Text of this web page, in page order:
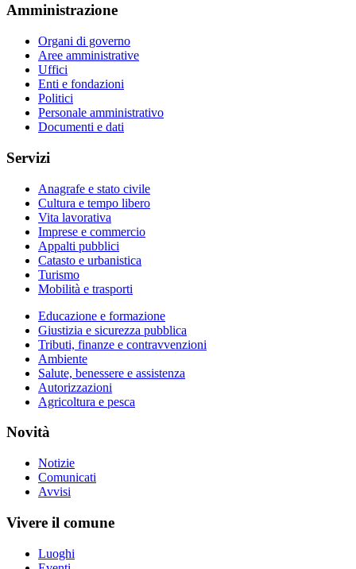
Amministrazione
Organi di governo
Aree amministrative
Uffici
Enti e fondazioni
Politici
Personale amministrativo
Documenti e dati
Servizi
Anagrafe e stato civile
Cultura e tempo libero
Vita lavorativa
Imprese e commercio
Appalti pubblici
Catasto e urbanistica
Turismo
Mobilità e trasporti
Educazione e formazione
Giustizia e sicurezza pubblica
Tributi, finanze e contravvenzioni
Ambiente
Salute, benessere e assistenza
Autorizzazioni
Agricoltura e pesca
Novità
Notizie
Comunicati
Avvisi
Vivere il comune
Luoghi